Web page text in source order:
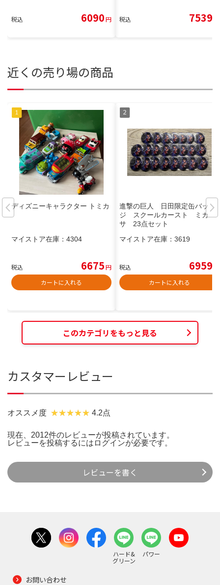
税込 6090円 税込 7539
近くの売り場の商品
ディズニーキャラクター トミカ
マイストア在庫： 4304
税込 6675円
カートに入れる
進撃の巨人 日田限定缶バッ
ジ スクールカースト ミカ
サ 23点セット
マイストア在庫： 3619
税込 6959
カートに入れる
このカテゴリをもっと見る
カスタマーレビュー
オススメ度 4.2点
現在、2012件のレビューが投稿されています。
レビューを投稿するには ログインが必要です。
レビューを書く
ハード&
グリーン
パワー
お問い合わせ